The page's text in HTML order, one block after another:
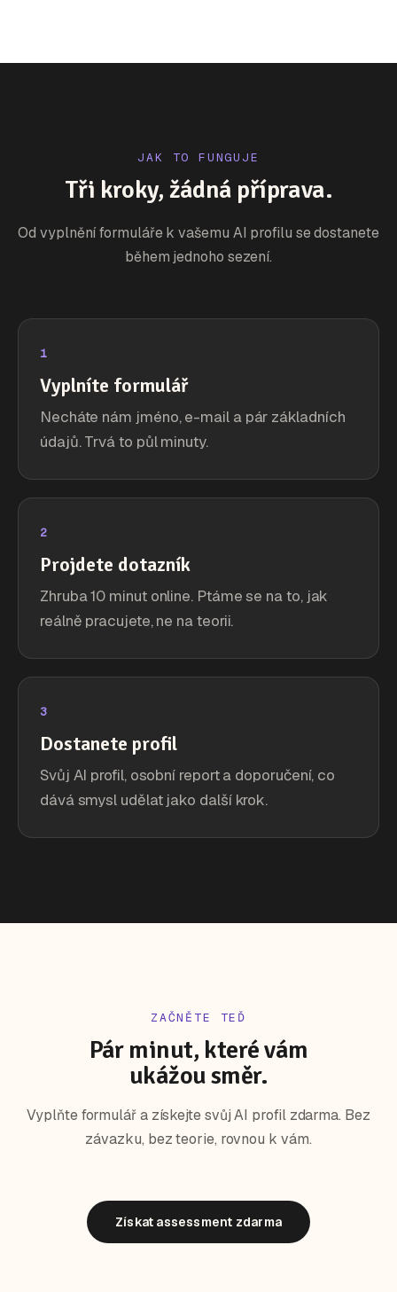
JAK TO FUNGUJE
Tři kroky, žádná příprava.
Od vyplnění formuláře k vašemu AI profilu se dostanete
během jednoho sezení.
1
Vyplníte formulář
Necháte nám jméno, e-mail a pár základních
údajů. Trvá to půl minuty.
2
Projdete dotazník
Zhruba 10 minut online. Ptáme se na to, jak
reálně pracujete, ne na teorii.
3
Dostanete profil
Svůj AI profil, osobní report a doporučení, co
dává smysl udělat jako další krok.
ZAČNĚTE TEĎ
Pár minut, které vám
ukážou směr.
Vyplňte formulář a získejte svůj AI profil zdarma. Bez
závazku, bez teorie, rovnou k vám.
Získat assessment zdarma